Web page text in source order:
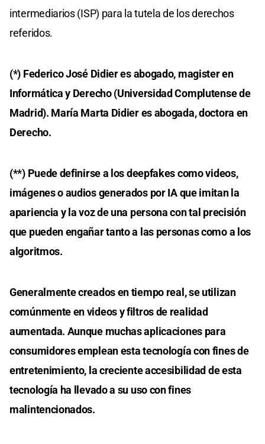
intermediarios (ISP) para la tutela de los derechos
referidos.
(*) Federico José Didier es abogado, magister en
Informática y Derecho (Universidad Complutense de
Madrid). María Marta Didier es abogada, doctora en
Derecho.
(**) Puede definirse a los deepfakes como videos,
imágenes o audios generados por IA que imitan la
apariencia y la voz de una persona con tal precisión
que pueden engañar tanto a las personas como a los
algoritmos.
Generalmente creados en tiempo real, se utilizan
comúnmente en videos y filtros de realidad
aumentada. Aunque muchas aplicaciones para
consumidores emplean esta tecnología con fines de
entretenimiento, la creciente accesibilidad de esta
tecnología ha llevado a su uso con fines
malintencionados.